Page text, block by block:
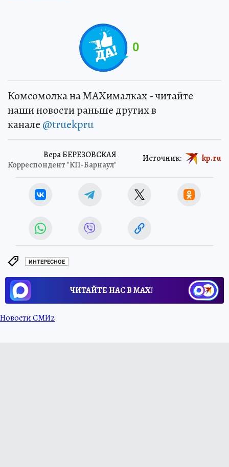
0
Комсомолка на MAXималках - читайте
наши новости раньше других в
канале @truekpru
Вера БЕРЕЗОВСКАЯ
Корреспондент "КП-Барнаул"
Источник: kp.ru
ИНТЕРЕСНОЕ
ЧИТАЙТЕ НАС В МАХ!
Новости СМИ2